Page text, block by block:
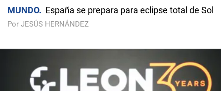
MUNDO España se prepara para eclipse total de Sol
Por JESÚS HERNÁNDEZ